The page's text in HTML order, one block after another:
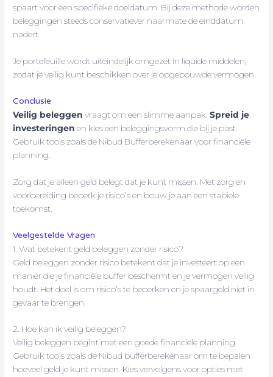
spaart voor een specifieke doeldatum. Bij deze methode worden
beleggingen steeds conservatiever naarmate de einddatum
nadert.
Je portefeuille wordt uiteindelijk omgezet in liquide middelen,
zodat je veilig kunt beschikken over je opgebouwde vermogen.
Conclusie
Veilig beleggen vraagt om een slimme aanpak.Spreid je
investeringen en kies een beleggingsvorm die bij je past.
Gebruik tools zoals de Nibud Bufferberekenaar voor financiële
planning.
Zorg dat je alleen geld belegt dat je kunt missen. Met zorg en
voorbereiding beperk je risico’s en bouw je aan een stabiele
toekomst.
Veelgestelde Vragen
1. Wat betekent geld beleggen zonder risico?
Geld beleggen zonder risico betekent dat je investeert op een
manier die je financiële buffer beschermt en je vermogen veilig
houdt. Het doel is om risico’s te beperken en je spaargeld niet in
gevaar te brengen.
2. Hoe kan ik veilig beleggen?
Veilig beleggen begint met een goede financiële planning.
Gebruik tools zoals de Nibud bufferberekenaar om te bepalen
hoeveel geld je kunt missen. Kies vervolgens voor opties met